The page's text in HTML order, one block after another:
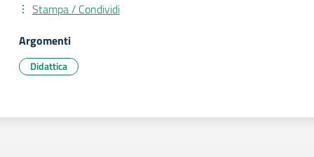
Stampa / Condividi
Argomenti
Didattica